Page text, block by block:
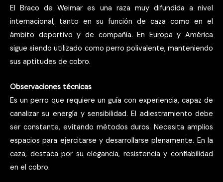
El Braco de Weimar es una raza muy difundida a nivel
internacional, tanto en su función de caza como en el
ámbito deportivo y de compañía. En Europa y América
sigue siendo utilizado como perro polivalente, manteniendo
sus aptitudes de cobro.
Observaciones técnicas
Es un perro que requiere un guía con experiencia, capaz de
canalizar su energía y sensibilidad. El adiestramiento debe
ser constante, evitando métodos duros. Necesita amplios
espacios para ejercitarse y desarrollarse plenamente. En la
caza, destaca por su elegancia, resistencia y confiabilidad
en el cobro.